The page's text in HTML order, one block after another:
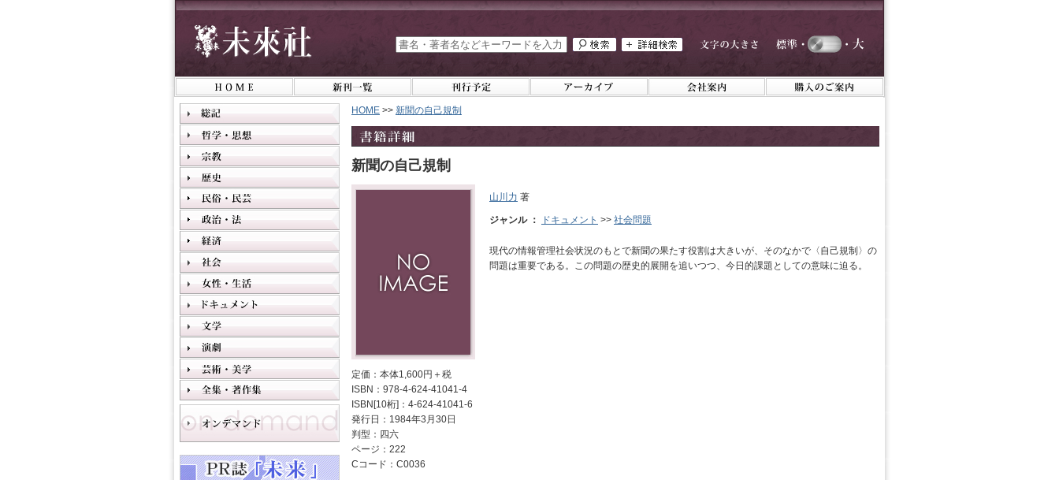
HOME >> 新聞の自己規制
新聞の自己規制
定価：本体1,600円＋税
ISBN：978-4-624-41041-4
ISBN[10桁]：4-624-41041-6
発行日：1984年3月30日
判型：四六
ページ：222
Cコード：C0036
山川力 著
ジャンル ： ドキュメント >> 社会問題
現代の情報管理社会状況のもとで新聞の果たす役割は大きいが、そのなかで〈自己規制〉の
問題は重要である。この問題の歴史的展開を追いつつ、今日的課題としての意味に迫る。